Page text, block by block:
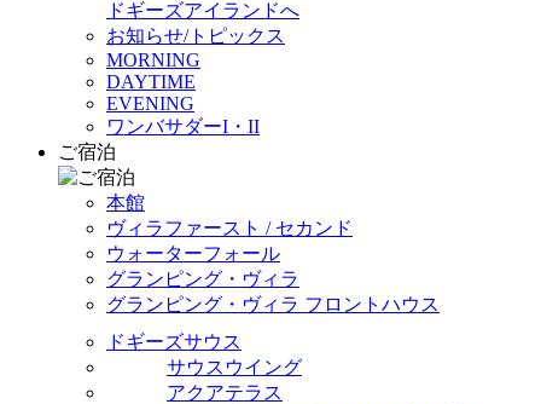
ドギーズアイランドへ
お知らせ/トピックス
MORNING
DAYTIME
EVENING
ワンバサダーI・II
ご宿泊
本館
ヴィラファースト / セカンド
ウォーターフォール
グランピング・ヴィラ
グランピング・ヴィラ フロントハウス
ドギーズサウス
サウスウイング
アクアテラス